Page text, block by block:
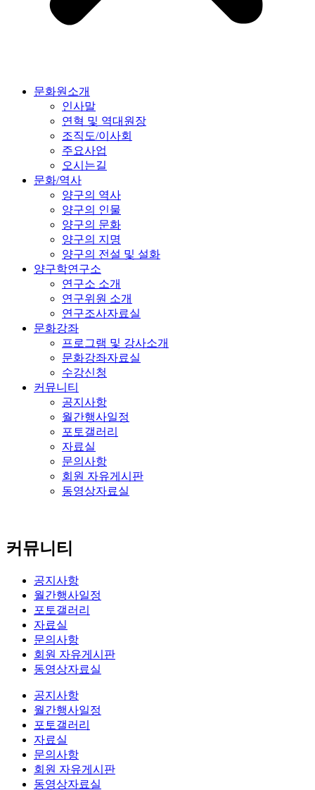
문화원소개
인사말
연혁 및 역대원장
조직도/이사회
주요사업
오시는길
문화/역사
양구의 역사
양구의 인물
양구의 문화
양구의 지명
양구의 전설 및 설화
양구학연구소
연구소 소개
연구위원 소개
연구조사자료실
문화강좌
프로그램 및 강사소개
문화강좌자료실
수강신청
커뮤니티
공지사항
월간행사일정
포토갤러리
자료실
문의사항
회원 자유게시판
동영상자료실
커뮤니티
공지사항
월간행사일정
포토갤러리
자료실
문의사항
회원 자유게시판
동영상자료실
공지사항
월간행사일정
포토갤러리
자료실
문의사항
회원 자유게시판
동영상자료실